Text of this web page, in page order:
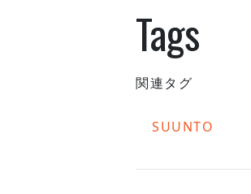
Tags
関連タグ
SUUNTO